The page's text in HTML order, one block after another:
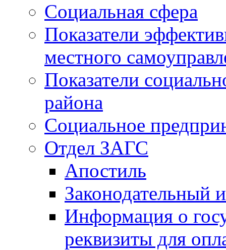
Социальная сфера
Показатели
местного
Показатели
района
Социальное
Отдел ЗАГС
Апостиль
Законодательный
Информация о
реквизиты для